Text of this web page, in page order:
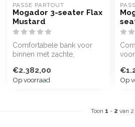
PASSE PARTOUT
Mogador 3-seater Flax
Mustard
Comfortabele bank voor
binnen met zachte,
€2.382,00
Op voorraad Op
Toon 1 - 2 van 2